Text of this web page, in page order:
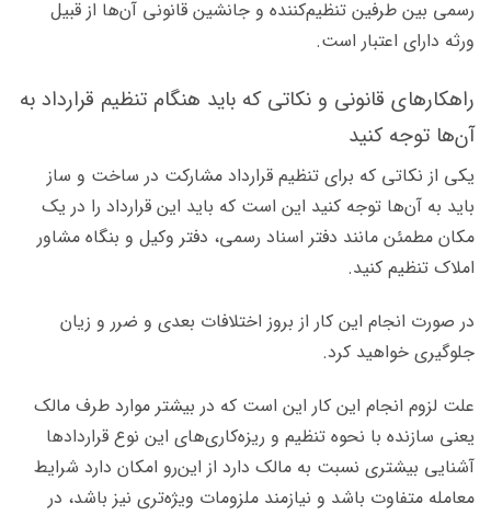
رسمی بین طرفین تنظیم‌کننده و جانشین قانونی آن‌ها از قبیل
ورثه دارای اعتبار است.
راهکارهای قانونی و نکاتی که باید هنگام تنظیم قرارداد به
آن‌ها توجه کنید
یکی از نکاتی که برای تنظیم قرارداد مشارکت در ساخت و ساز
باید به آن‌ها توجه کنید این است که باید این قرارداد‌ را در یک
مکان مطمئن مانند دفتر اسناد رسمی، دفتر وکیل و بنگاه مشاور
املاک تنظیم کنید.
در صورت انجام این کار از بروز اختلافات بعدی و ضرر و زیان
جلوگیری خواهید کرد.
علت لزوم انجام این کار این است که در بیشتر موارد طرف مالک
یعنی سازنده با نحوه تنظیم و ریزه‌کاری‌های این نوع قراردادها
آشنایی بیشتری نسبت به مالک دارد از این‌رو امکان دارد شرایط
معامله متفاوت باشد و نیازمند ملزومات ویژه‌تری نیز باشد، در